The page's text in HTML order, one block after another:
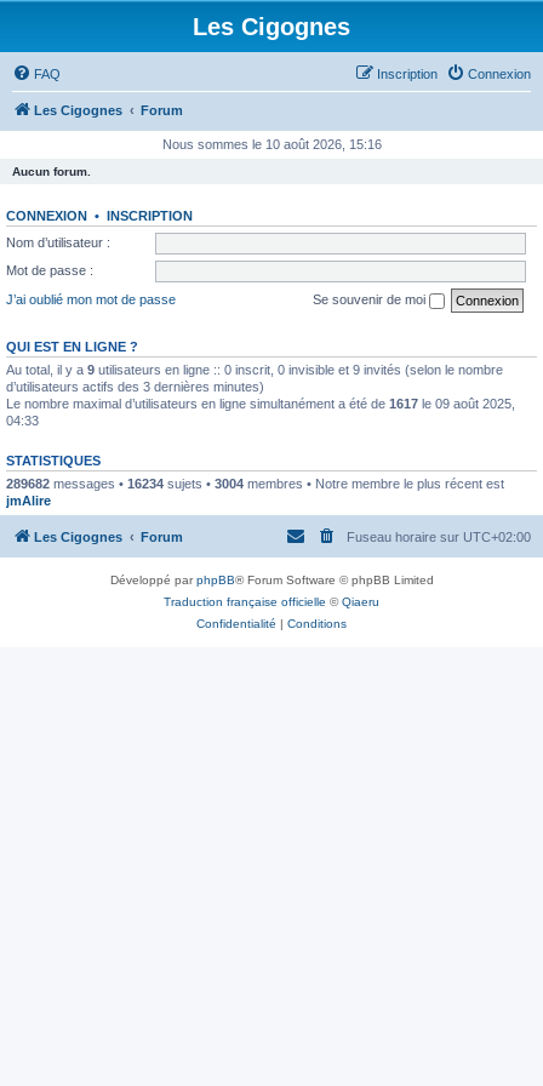
Les Cigognes
FAQ Connexion
Inscription
Les Cigognes Forum
Nous sommes le 10 août 2026, 15:16
Aucun forum.
CONNEXION • INSCRIPTION
Nom d’utilisateur :
Mot de passe :
J’ai oublié mon mot de passe
Se souvenir de moi
QUI EST EN LIGNE ?
Au total, il y a 9 utilisateurs en ligne :: 0 inscrit, 0 invisible et 9 invités (selon le nombre
d’utilisateurs actifs des 3 dernières minutes)
Le nombre maximal d’utilisateurs en ligne simultanément a été de 1617 le 09 août 2025,
04:33
STATISTIQUES
289682 messages • 16234 sujets • 3004 membres • Notre membre le plus récent est
jmAlire
Les Cigognes Forum Fuseau horaire sur UTC+02:00
Développé parphpBB® Forum Software © phpBB Limited
Traduction française officielle ©Qiaeru
Confidentialité | Conditions